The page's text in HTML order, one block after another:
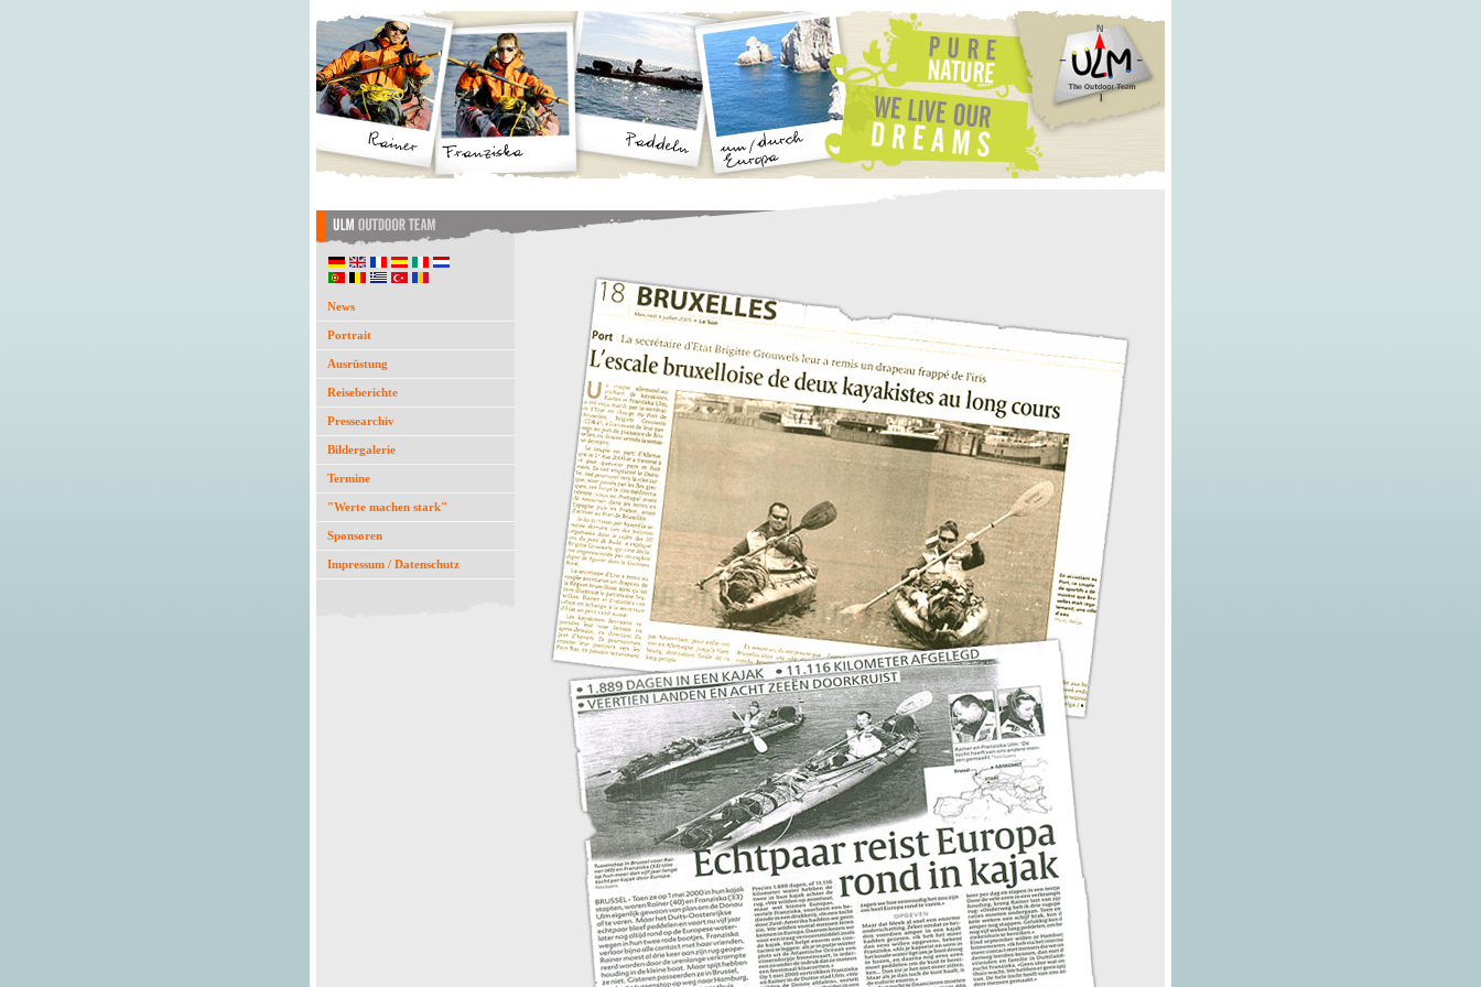
News
Portrait
Ausrüstung
Reiseberichte
Pressearchiv
Bildergalerie
Termine
"Werte machen stark"
Sponsoren
Impressum / Datenschutz